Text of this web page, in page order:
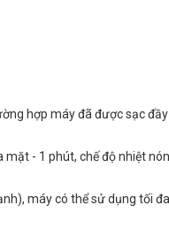
hợp máy đã được sạc đầy
- 1 phút, chế độ nhiệt
máy có thể sử dụng tối